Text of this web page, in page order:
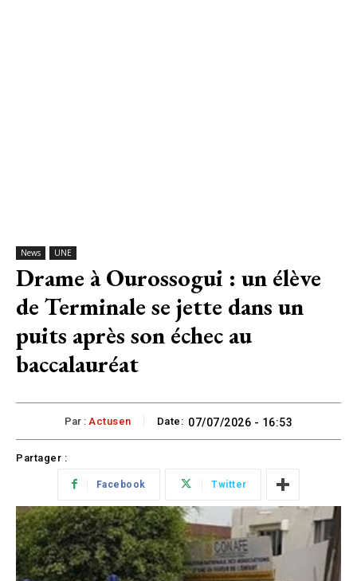
News UNE
Drame à Ourossogui : un élève
de Terminale se jette dans un
puits après son échec au
baccalauréat
Par : Actusen Date: 07/07/2026 - 16:53
Partager :
Facebook Twitter